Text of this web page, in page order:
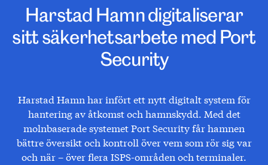
Harstad Hamn digitaliserar
sitt säkerhetsarbete med Port
Security
Harstad Hamn har infört ett nytt digitalt system för
hantering av åtkomst och hamnskydd. Med det
molnbaserade systemet Port Security får hamnen
bättre översikt och kontroll över vem som rör sig var
och när – över flera ISPS-områden och terminaler.